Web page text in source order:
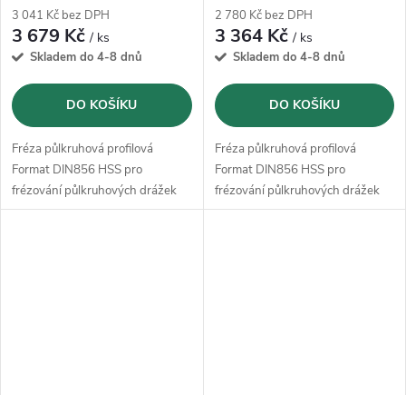
3 041 Kč bez DPH
3 679 Kč/ ks
Skladem do 4-8 dnů
DO KOŠÍKU
Fréza půlkruhová profilová
Format DIN856 HSS pro
frézování půlkruhových drážek
2 780 Kč bez DPH
3 364 Kč/ ks
Skladem do 4-8 dnů
DO KOŠÍKU
Fréza půlkruhová profilová
Format DIN856 HSS pro
frézování půlkruhových drážek